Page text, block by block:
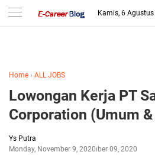
-->
Kamis, 6
Home › ALL JOBS
Lowongan Kerja PT
Corporation (Umum
Ys Putra
Monday, November 9, 2020November 09, 2020